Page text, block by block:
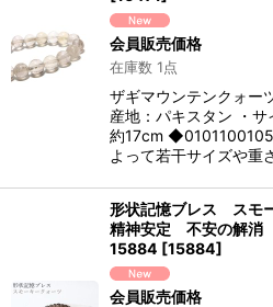
会員販売価格
在庫数 1点
ザギマウンテンクォー
産地：パキスタン ・
約17cm
よって若干サイズや重
形状記憶ブレス スモ
精神安定 不安の解
15884 [15884]
会員販売価格